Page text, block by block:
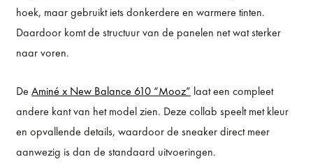
hoek, maar gebruikt iets donkerdere en warmere tinten.
Daardoor komt de structuur van de panelen net wat sterker
naar voren.
DeAminé x New Balance 610 “Mooz” laat een compleet
andere kant van het model zien. Deze collab speelt met kleur
en opvallende details, waardoor de sneaker direct meer
aanwezig is dan de standaard uitvoeringen.